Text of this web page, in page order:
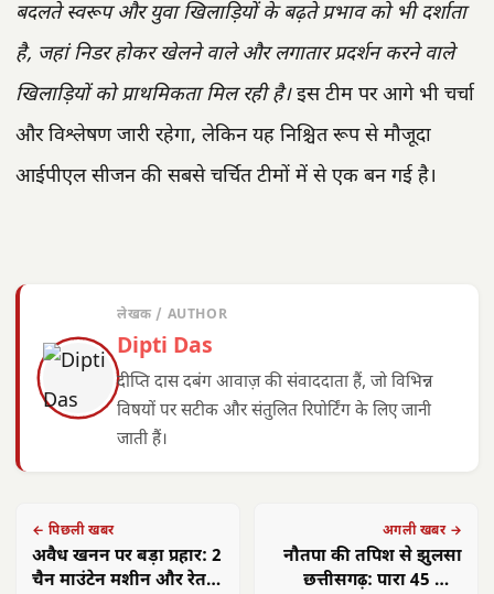
बदलते स्वरूप और युवा खिलाड़ियों के बढ़ते प्रभाव को भी दर्शाता
है, जहां निडर होकर खेलने वाले और लगातार प्रदर्शन करने वाले
खिलाड़ियों को प्राथमिकता मिल रही है।इस टीम पर आगे भी चर्चा
और विश्लेषण जारी रहेगा, लेकिन यह निश्चित रूप से मौजूदा
आईपीएल सीजन की सबसे चर्चित टीमों में से एक बन गई है।
लेखक / AUTHOR
Dipti Das
दीप्ति दास दबंग आवाज़ की संवाददाता हैं, जो विभिन्न
विषयों पर सटीक और संतुलित रिपोर्टिंग के लिए जानी
जाती हैं।
← पिछली खबर
अवैध खनन पर बड़ा प्रहार: 2
चैन माउंटेन मशीन और रेत से
अगली खबर →
नौतपा की तपिश से झुलसा
छत्तीसगढ़: पारा 45 पार,